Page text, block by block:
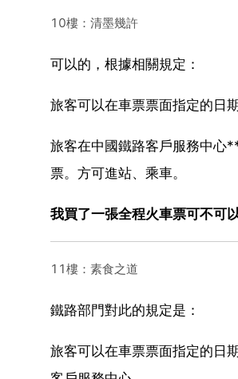
10樓：清墨幾許
可以的，根據相關規定：
旅客可以在車票票面指定的日
旅客在中國鐵路客戶服務中
票。方可進站、乘車。
我買了一張全程火車票可不可
11樓：素食之道
鐵路部門對此的規定是：
旅客可以在車票票面指定的日